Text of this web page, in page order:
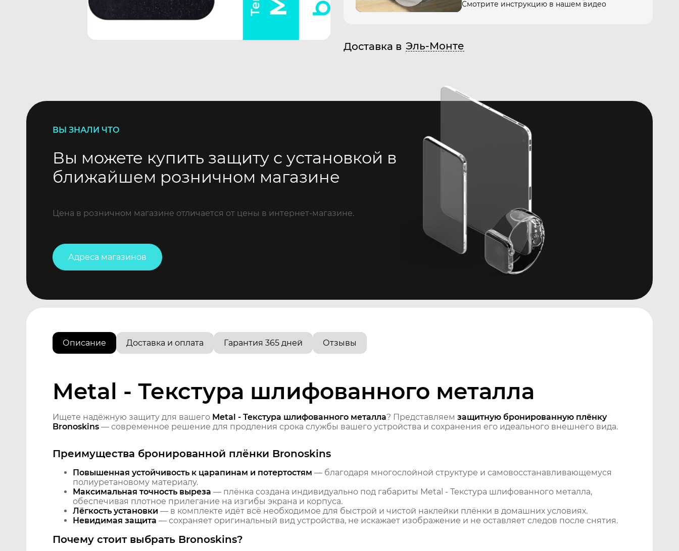
Смотрите инструкцию в нашем видео
Доставка в Эль-Монте
ВЫ ЗНАЛИ ЧТО
Вы можете купить защиту с установкой в
ближайшем розничном магазине
Цена в розничном магазине отличается от цены в интернет-магазине.
Адреса магазинов
Описание Доставка и оплата Гарантия 365 дней Отзывы
Metal - Текстура шлифованного металла
Ищете надёжную защиту для вашего Metal - Текстура шлифованного металла? Представляем защитную бронированную плёнку
Bronoskins — современное решение для продления срока службы вашего устройства и сохранения его идеального внешнего вида.
Преимущества бронированной плёнки Bronoskins
Повышенная устойчивость к царапинам и потертостям — благодаря многослойной структуре и самовосстанавливающемуся
полиуретановому материалу.
Максимальная точность выреза — плёнка создана индивидуально под габариты Metal - Текстура шлифованного металла,
обеспечивая плотное прилегание на изгибы экрана и корпуса.
Лёгкость установки — в комплекте идёт всё необходимое для быстрой и чистой наклейки плёнки в домашних условиях.
Невидимая защита — сохраняет оригинальный вид устройства, не искажает изображение и не оставляет следов после снятия.
Почему стоит выбрать Bronoskins?